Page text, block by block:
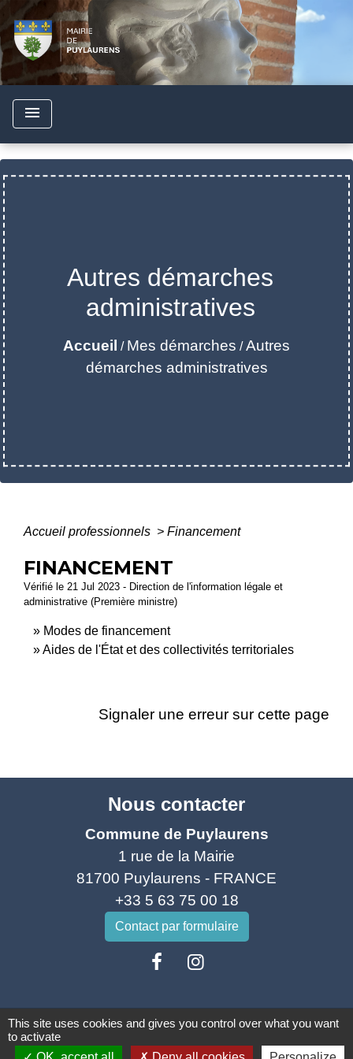
menu
Autres démarches
administratives
Accueil / Mes démarches /Autres
démarches administratives
Accueil professionnels > Financement
FINANCEMENT
Vérifié le 21 Jul 2023 - Direction de l'information légale et
administrative (Première ministre)
Modes de financement
Aides de l'État et des collectivités territoriales
Signaler une erreur sur cette page
Nous contacter
Commune de Puylaurens
1 rue de la Mairie
81700 Puylaurens - FRANCE
+33 5 63 75 00 18
Contact par formulaire
Mentions légales Politique de confidentialité
This site uses cookies and gives you control over what you want
to activate